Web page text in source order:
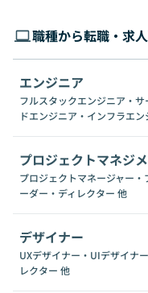
職種から転職・求
エンジニア
フルスタックエンジニア・
ドエンジニア・インフラエン
プロジェクトマネジ
プロジェクトマネージャー
ーダー・ディレクター 他
デザイナー
UXデザイナー・UIデザイナ
レクター 他